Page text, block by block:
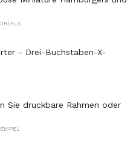
- Drei-Buchstaben-X-
Sie druckbare Rahmen oder